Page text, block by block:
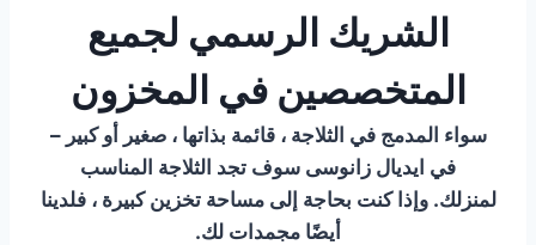
الشريك الرسمي لجميع
المتخصصين في المخزون
سواء المدمج في الثلاجة ، قائمة بذاتها ، صغير أو كبير –
في ايديال زانوسى سوف تجد الثلاجة المناسب
لمنزلك. وإذا كنت بحاجة إلى مساحة تخزين كبيرة ، فلدينا
أيضًا مجمدات لك.